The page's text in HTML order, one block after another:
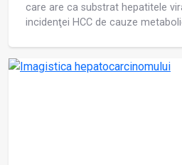
care are ca substrat hepatitele
incidenţei HCC de cauze